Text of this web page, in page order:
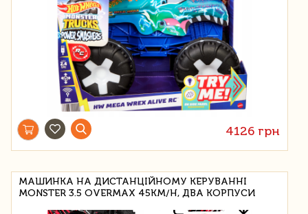
4126 грн
МАШИНКА НА ДИСТАНЦІЙНОМУ КЕРУВАННІ
MONSTER 3.5 OVERMAX 45KM/H, ДВА КОРПУСИ